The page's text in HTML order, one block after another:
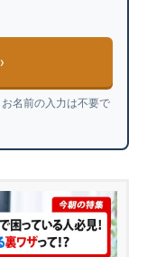
名前の入力は不要で